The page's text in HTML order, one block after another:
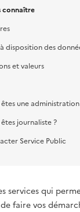
connaître
disposition des
et valeurs
êtes une
journaliste ?
Service Public
services qui
faire vos